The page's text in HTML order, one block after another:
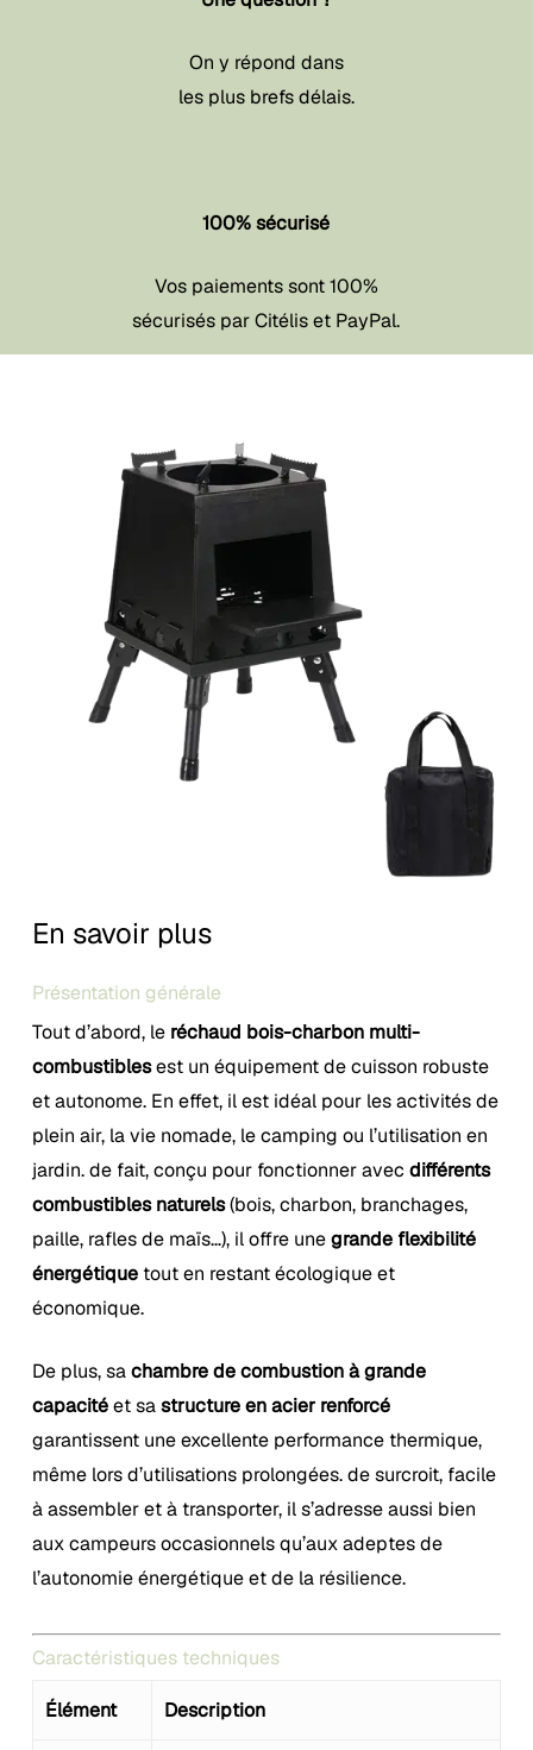
On y répond dans
les plus brefs délais.
100% sécurisé
Vos paiements sont 100%
sécurisés par Citélis et PayPal.
En savoir plus
Présentation générale
Tout d’abord, le réchaud bois-charbon multi-
combustiblesest un équipement de cuisson robuste
et autonome. En effet, il est idéal pour les activités de
plein air, la vie nomade, le camping ou l’utilisation en
jardin. de fait, conçu pour fonctionner avec différents
combustibles naturels(bois, charbon, branchages,
paille, rafles de maïs…), il offre unegrande flexibilité
énergétiquetout en restant écologique et
économique.
De plus, sachambre de combustion à grande
capacitéet sastructure en acier renforcé
garantissent une excellente performance thermique,
même lors d’utilisations prolongées. de surcroit, facile
à assembler et à transporter, il s’adresse aussi bien
aux campeurs occasionnels qu’aux adeptes de
l’autonomie énergétique et de la résilience.
Caractéristiques techniques
Élément Description